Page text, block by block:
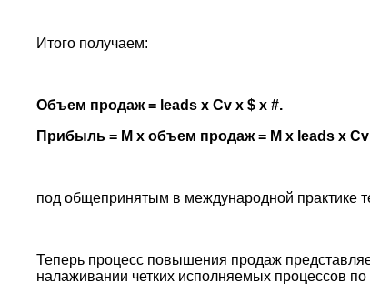
Итого получаем:
Объем продаж = leads x Cv x $ x #.
Прибыль = М x объем продаж = М x leads x Cv
под общепринятым в международной практике
Теперь процесс повышения продаж
налаживании четких исполняемых процессов